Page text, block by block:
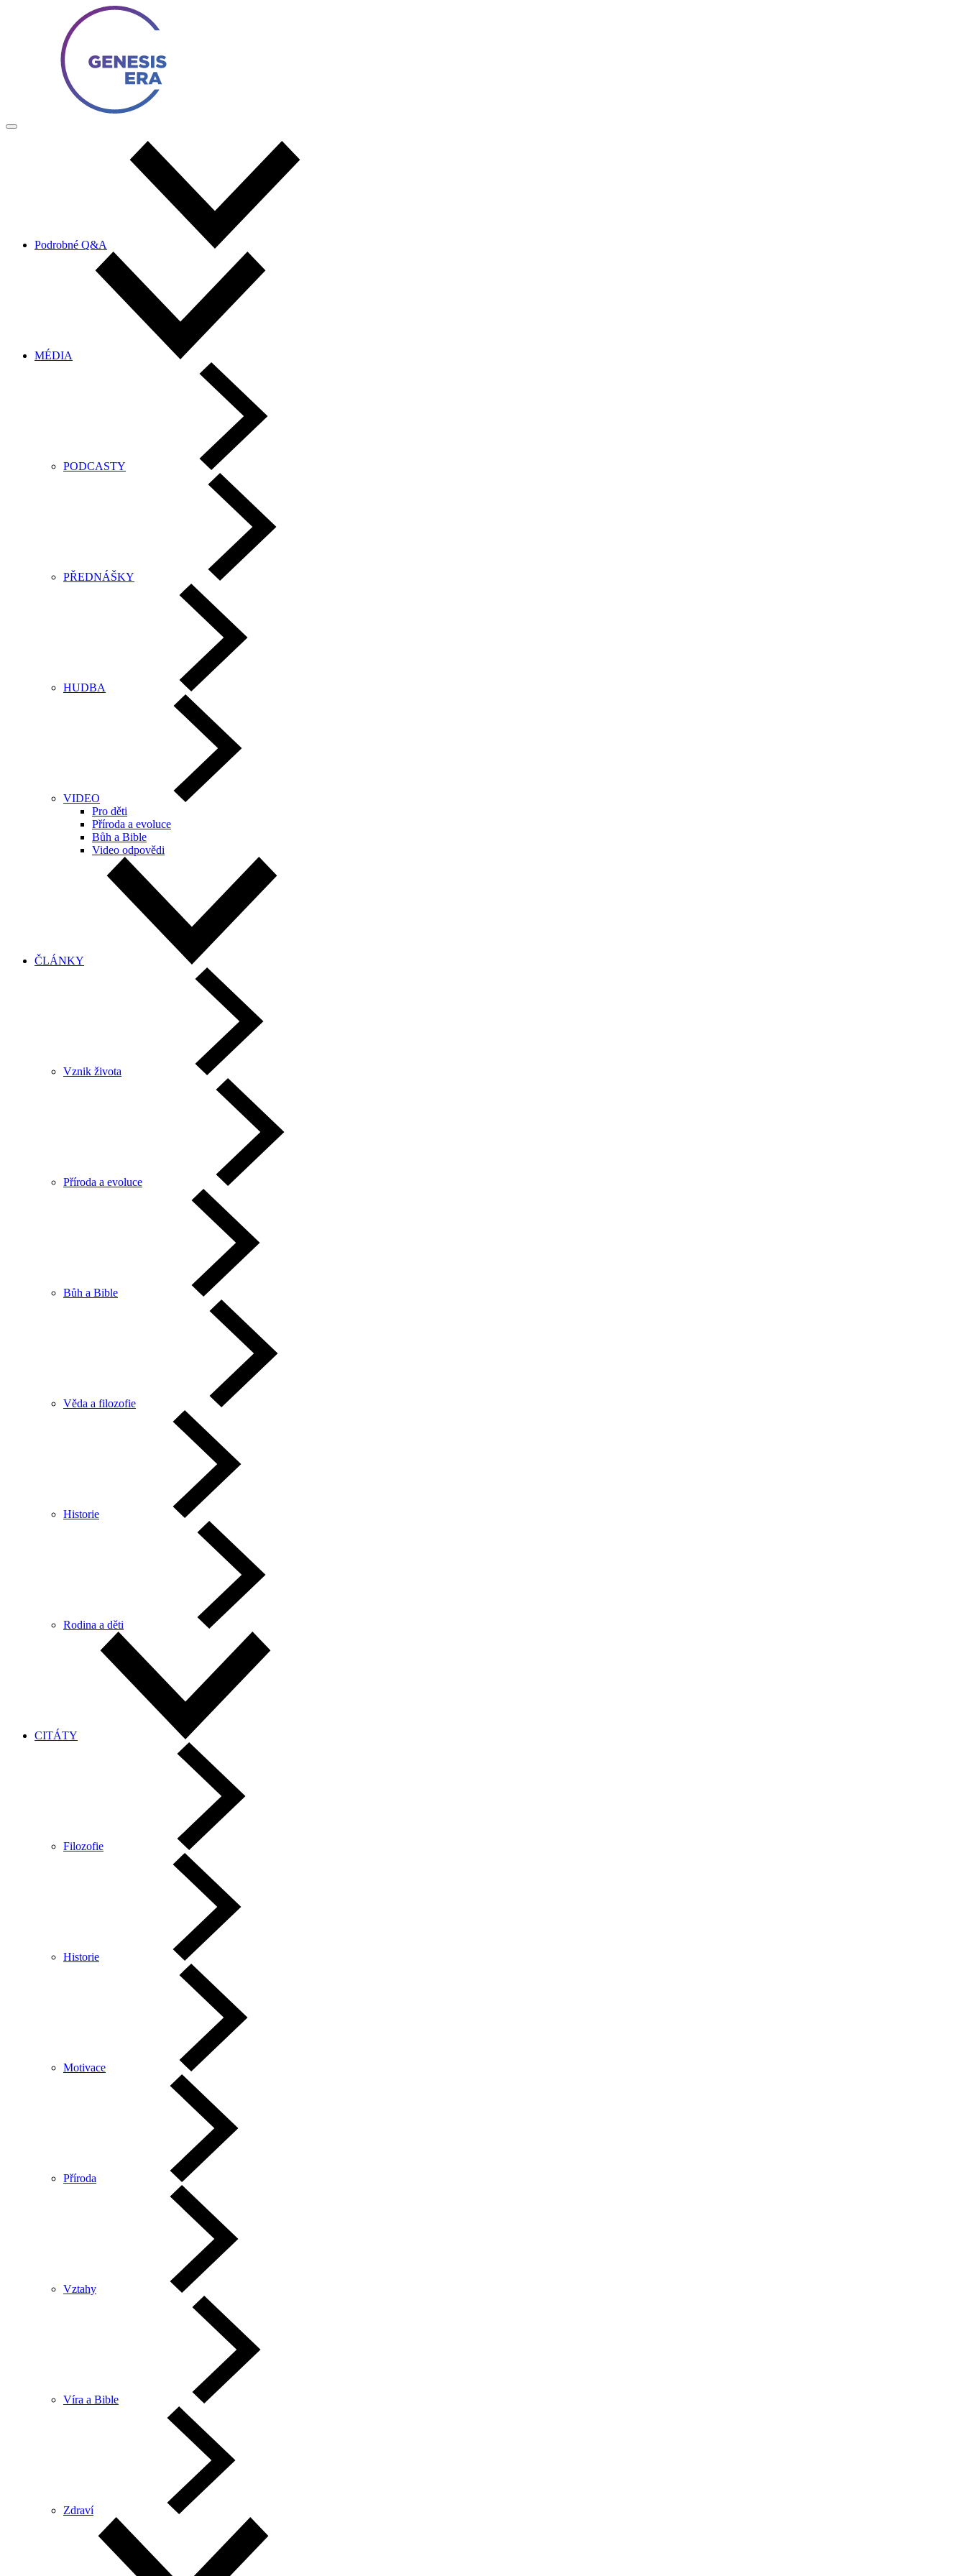
Podrobné Q&A
MÉDIA
PODCASTY
PŘEDNÁŠKY
HUDBA
VIDEO
Pro děti
Příroda a evoluce
Bůh a Bible
Video odpovědi
ČLÁNKY
Vznik života
Příroda a evoluce
Bůh a Bible
Věda a filozofie
Historie
Rodina a děti
CITÁTY
Filozofie
Historie
Motivace
Příroda
Vztahy
Víra a Bible
Zdraví